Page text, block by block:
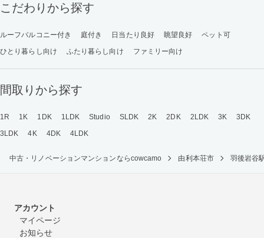
こだわりから探す
ルーフバルコニー付き 庭付き 日当たり良好 眺望良好
ペット可
ひとり暮らし向け
ふたり暮らし向け ファミリー向け
間取りから探す
1R 1K 1DK 1LDK Studio SLDK 2K 2DK 2LDK 3K
3DK
3LDK
4K 4DK 4LDK
中古・リノベーションマンションならcowcamo 由利本荘市 羽後岩谷
アカウント
マイページ
お知らせ